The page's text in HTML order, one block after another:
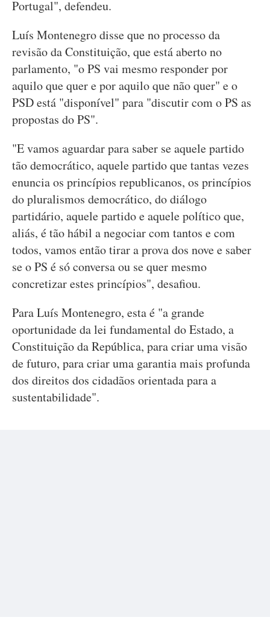
Portugal", defendeu.
Luís Montenegro disse que no processo da
revisão da Constituição, que está aberto no
parlamento, "o PS vai mesmo responder por
aquilo que quer e por aquilo que não quer" e o
PSD está "disponível" para "discutir com o PS as
propostas do PS".
"E vamos aguardar para saber se aquele partido
tão democrático, aquele partido que tantas vezes
enuncia os princípios republicanos, os princípios
do pluralismos democrático, do diálogo
partidário, aquele partido e aquele político que,
aliás, é tão hábil a negociar com tantos e com
todos, vamos então tirar a prova dos nove e saber
se o PS é só conversa ou se quer mesmo
concretizar estes princípios", desafiou.
Para Luís Montenegro, esta é "a grande
oportunidade da lei fundamental do Estado, a
Constituição da República, para criar uma visão
de futuro, para criar uma garantia mais profunda
dos direitos dos cidadãos orientada para a
sustentabilidade".